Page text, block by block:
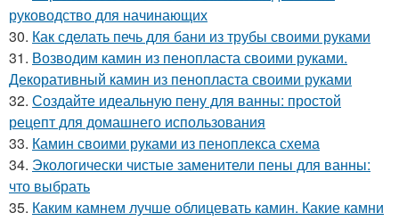
руководство для начинающих
30. Как сделать печь для бани из трубы своими руками
31. Возводим камин из пенопласта своими руками.
Декоративный камин из пенопласта своими руками
32. Создайте идеальную пену для ванны: простой
рецепт для домашнего использования
33. Камин своими руками из пеноплекса схема
34. Экологически чистые заменители пены для ванны:
что выбрать
35. Каким камнем лучше облицевать камин. Какие камни